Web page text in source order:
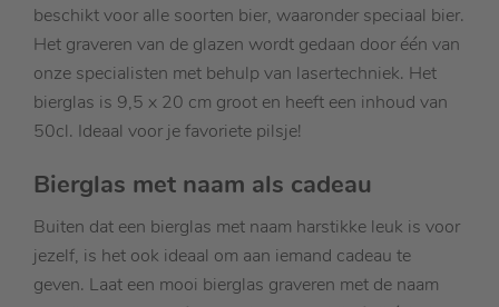
beschikt voor alle soorten bier, waaronder speciaal bier.
Het graveren van de glazen wordt gedaan door één van
onze specialisten met behulp van lasertechniek. Het
bierglas is 9,5 x 20 cm groot en heeft een inhoud van
50cl. Ideaal voor je favoriete pilsje!
Bierglas met naam als cadeau
Buiten dat een bierglas met naam harstikke leuk is voor
jezelf, is het ook ideaal om aan iemand cadeau te
geven. Laat een mooi bierglas graveren met de naam